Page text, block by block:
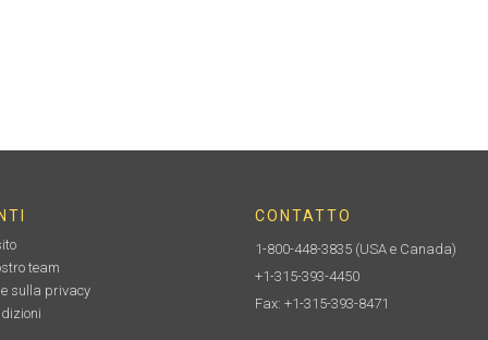
team
sulla privacy
CONTATTO
1-800-448-3835 (USA e Canada)
+1-315-393-4450
Fax: +1-315-393-8471